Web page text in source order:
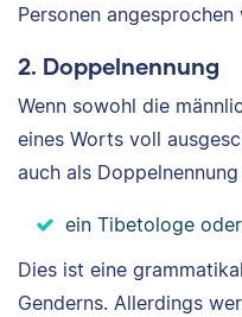
Personen angesprochen
2. Doppelnennung
Wenn sowohl die
eines Worts voll
auch als
ein Tibetologe
Dies ist eine
Genderns. Allerdings